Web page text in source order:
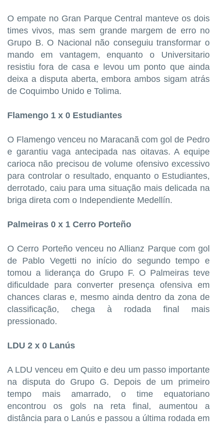
O empate no Gran Parque Central manteve os dois
times vivos, mas sem grande margem de erro no
Grupo B. O Nacional não conseguiu transformar o
mando em vantagem, enquanto o Universitario
resistiu fora de casa e levou um ponto que ainda
deixa a disputa aberta, embora ambos sigam atrás
de Coquimbo Unido e Tolima.
Flamengo 1 x 0 Estudiantes
O Flamengo venceu no Maracanã com gol de Pedro
e garantiu vaga antecipada nas oitavas. A equipe
carioca não precisou de volume ofensivo excessivo
para controlar o resultado, enquanto o Estudiantes,
derrotado, caiu para uma situação mais delicada na
briga direta com o Independiente Medellín.
Palmeiras 0 x 1 Cerro Porteño
O Cerro Porteño venceu no Allianz Parque com gol
de Pablo Vegetti no início do segundo tempo e
tomou a liderança do Grupo F. O Palmeiras teve
dificuldade para converter presença ofensiva em
chances claras e, mesmo ainda dentro da zona de
classificação, chega à rodada final mais
pressionado.
LDU 2 x 0 Lanús
A LDU venceu em Quito e deu um passo importante
na disputa do Grupo G. Depois de um primeiro
tempo mais amarrado, o time equatoriano
encontrou os gols na reta final, aumentou a
distância para o Lanús e passou a última rodada em